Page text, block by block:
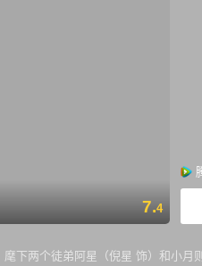
7.4
月则鬼马顽皮，经常作出令师傅头疼的事情。 九叔师徒所在的酒